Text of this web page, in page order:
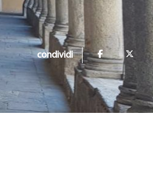
condividi